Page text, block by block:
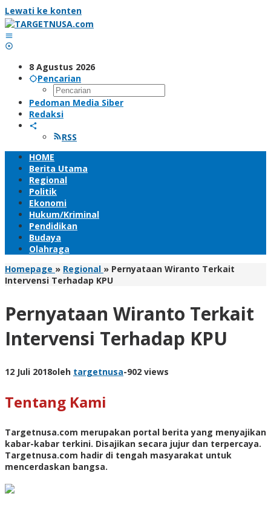
Lewati ke konten
8 Agustus 2026
Pencarian
Pedoman Media Siber
Redaksi
RSS
HOME
Berita Utama
Regional
Politik
Ekonomi
Hukum/Kriminal
Pendidikan
Budaya
Olahraga
Homepage » Regional » Pernyataan Wiranto Terkait
Intervensi Terhadap KPU
Pernyataan Wiranto Terkait
Intervensi Terhadap KPU
12 Juli 2018oleh targetnusa-902 views
Tentang Kami
Targetnusa.com merupakan portal berita yang menyajikan
kabar-kabar terkini. Disajikan secara jujur dan terpercaya.
Targetnusa.com hadir di tengah masyarakat untuk
mencerdaskan bangsa.